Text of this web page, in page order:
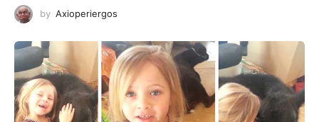
by Axioperiergos